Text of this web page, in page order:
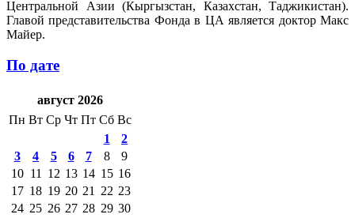
Центральной Азии (Кыргызстан, Казахстан, Таджикистан).
Главой представительства Фонда в ЦА является доктор Макс
Майер.
По дате
август 2026
Пн Вт Ср Чт Пт Сб Вс
1
2
3
4 5 6 7 8
9
10 11 12 13 14 15 16
17 18 19 20 21 22 23
24 25 26 27 28 29 30